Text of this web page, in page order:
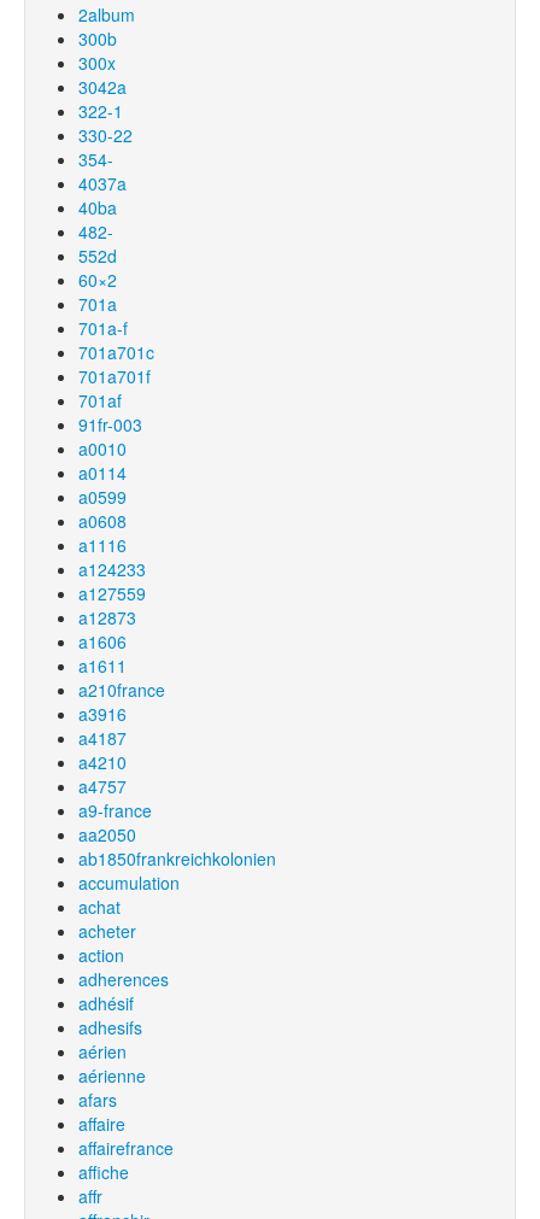
2album
300b
300x
3042a
322-1
330-22
354-
4037a
40ba
482-
552d
60×2
701a
701a-f
701a701c
701a701f
701af
91fr-003
a0010
a0114
a0599
a0608
a1116
a124233
a127559
a12873
a1606
a1611
a210france
a3916
a4187
a4210
a4757
a9-france
aa2050
ab1850frankreichkolonien
accumulation
achat
acheter
action
adherences
adhésif
adhesifs
aérien
aérienne
afars
affaire
affairefrance
affiche
affr